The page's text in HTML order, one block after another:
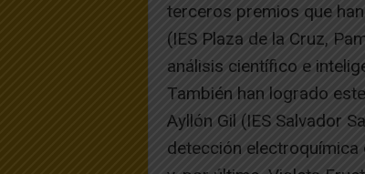
terceros premios que
(IES Plaza de la Cruz,
análisis científico e
También han logrado
Ayllón Gil (IES Salvador
detección